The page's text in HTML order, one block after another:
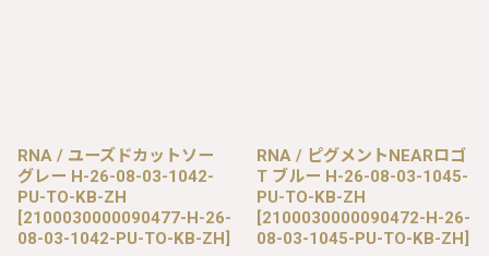
RNA / ユーズドカットソー
グレー H-26-08-03-1042-
PU-TO-KB-ZH
[2100030000090477-H-26-
08-03-1042-PU-TO-KB-ZH]
RNA / ピグメントNEARロゴ
T ブルー H-26-08-03-1045-
PU-TO-KB-ZH
[2100030000090472-H-26-
08-03-1045-PU-TO-KB-ZH]